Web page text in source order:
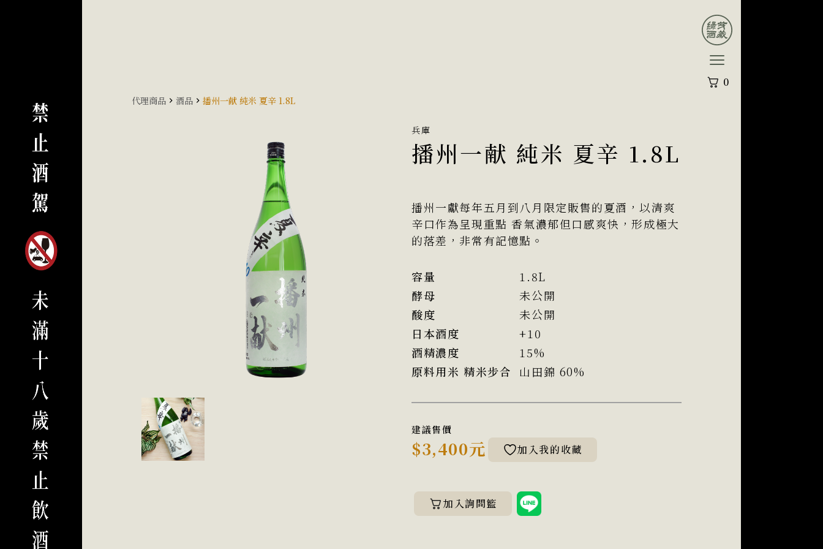
0
代理商品 酒品 播州一献 純米 夏辛 1.8L
兵庫
播州一献 純米 夏辛 1.8L
播州一獻每年五月到八月限定販售的夏酒，以清爽
辛口作為呈現重點 香氣濃郁但口感爽快，形成極大
的落差，非常有記憶點。
容量
1.8L
酵母
未公開
酸度
未公開
日本酒度
+10
酒精濃度
15%
原料用米 精米步合
山田錦 60%
建議售價
$3,400元 加入我的收藏
加入詢問籃